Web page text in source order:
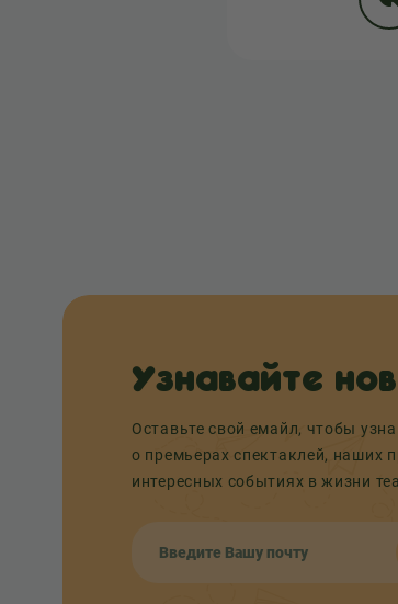
Узнавайте
Оставьте свой емайл, чтобы
о премьерах спектаклей, наших
интересных событиях в жизни